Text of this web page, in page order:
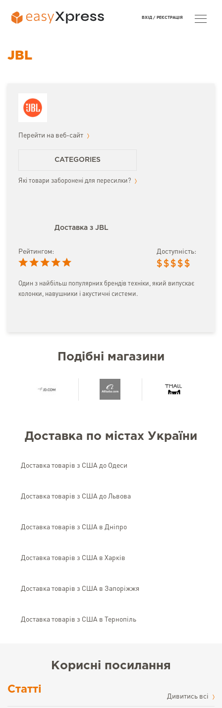
JBL
Перейти на веб-сайт
CATEGORIES
Які товари заборонені для пересилки?
Доставка з JBL
Рейтингом: Доступність:
$ $ $ $ $
Один з найбільш популярних брендів техніки, який випускає
колонки, навушники і акустичні системи.
Подібні магазини
Доставка по містах України
Доставка товарів з США до Одеси
Доставка товарів з США до Львова
Доставка товарів з США в Дніпро
Доставка товарів з США в Харків
Доставка товарів з США в Запоріжжя
Доставка товарів з США в Тернопіль
Корисні посилання
Статті
Дивитись всі
ВХІД / РЕЄСТРАЦІЯ